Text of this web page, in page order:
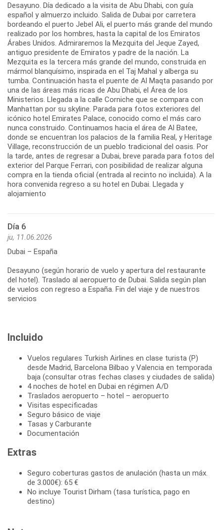
Desayuno. Día dedicado a la visita de Abu Dhabi, con guía
español y almuerzo incluido. Salida de Dubai por carretera
bordeando el puerto Jebel Ali, el puerto más grande del mundo
realizado por los hombres, hasta la capital de los Emiratos
Árabes Unidos. Admiraremos la Mezquita del Jeque Zayed,
antiguo presidente de Emiratos y padre de la nación. La
Mezquita es la tercera más grande del mundo, construida en
mármol blanquísimo, inspirada en el Taj Mahal y alberga su
tumba. Continuación hasta el puente de Al Maqta pasando por
una de las áreas más ricas de Abu Dhabi, el Área de los
Ministerios. Llegada a la calle Corniche que se compara con
Manhattan por su skyline. Parada para fotos exteriores del
icónico hotel Emirates Palace, conocido como el más caro
nunca construido. Continuamos hacia el área de Al Batee,
donde se encuentran los palacios de la familia Real, y Heritage
Village, reconstrucción de un pueblo tradicional del oasis. Por
la tarde, antes de regresar a Dubai, breve parada para fotos del
exterior del Parque Ferrari, con posibilidad de realizar alguna
compra en la tienda oficial (entrada al recinto no incluida). A la
hora convenida regreso a su hotel en Dubai. Llegada y
alojamiento
Día 6
ju, 11.06.2026
Dubai – España
Desayuno (según horario de vuelo y apertura del restaurante
del hotel). Traslado al aeropuerto de Dubai. Salida según plan
de vuelos con regreso a España. Fin del viaje y de nuestros
servicios
Incluido
Vuelos regulares Turkish Airlines en clase turista (P)
desde Madrid, Barcelona Bilbao y Valencia en temporada
baja (consultar otras fechas clases y ciudades de salida)
4 noches de hotel en Dubai en régimen A/D
Traslados aeropuerto – hotel – aeropuerto
Visitas especificadas
Seguro básico de viaje
Tasas y Carburante
Documentación
Extras
Seguro coberturas gastos de anulación (hasta un máx.
de 3.000€): 65 €
No incluye Tourist Dirham (tasa turística, pago en
destino)